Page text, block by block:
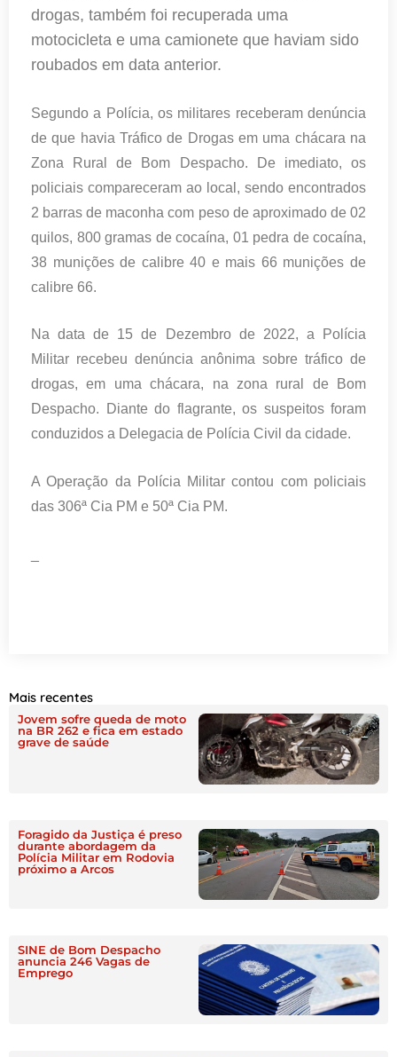
drogas, também foi recuperada uma
motocicleta e uma camionete que haviam sido
roubados em data anterior.
Segundo a Polícia, os militares receberam denúncia
de que havia Tráfico de Drogas em uma chácara na
Zona Rural de Bom Despacho. De imediato, os
policiais compareceram ao local, sendo encontrados
2 barras de maconha com peso de aproximado de 02
quilos, 800 gramas de cocaína, 01 pedra de cocaína,
38 munições de calibre 40 e mais 66 munições de
calibre 66.
Na data de 15 de Dezembro de 2022, a Polícia
Militar recebeu denúncia anônima sobre tráfico de
drogas, em uma chácara, na zona rural de Bom
Despacho. Diante do flagrante, os suspeitos foram
conduzidos a Delegacia de Polícia Civil da cidade.
A Operação da Polícia Militar contou com policiais
das 306ª Cia PM e 50ª Cia PM.
Mais recentes
Jovem sofre queda de moto
na BR 262 e fica em estado
grave de saúde
Foragido da Justiça é preso
durante abordagem da
Polícia Militar em Rodovia
próximo a Arcos
SINE de Bom Despacho
anuncia 246 Vagas de
Emprego